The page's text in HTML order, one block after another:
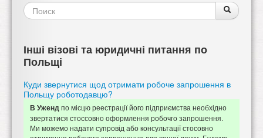
Форма
поиска
Поиск
Інші візові та юридичні питання по
Польщі
Куди звернутися щод отримати робоче запрошення в
Польщу роботодавцю?
В Ужендпо місцю реестрації його підприємства необхідно
звертатися стоссовно оформлення робочго запрошення.
Ми можемо надати супровід або консультації стосовно